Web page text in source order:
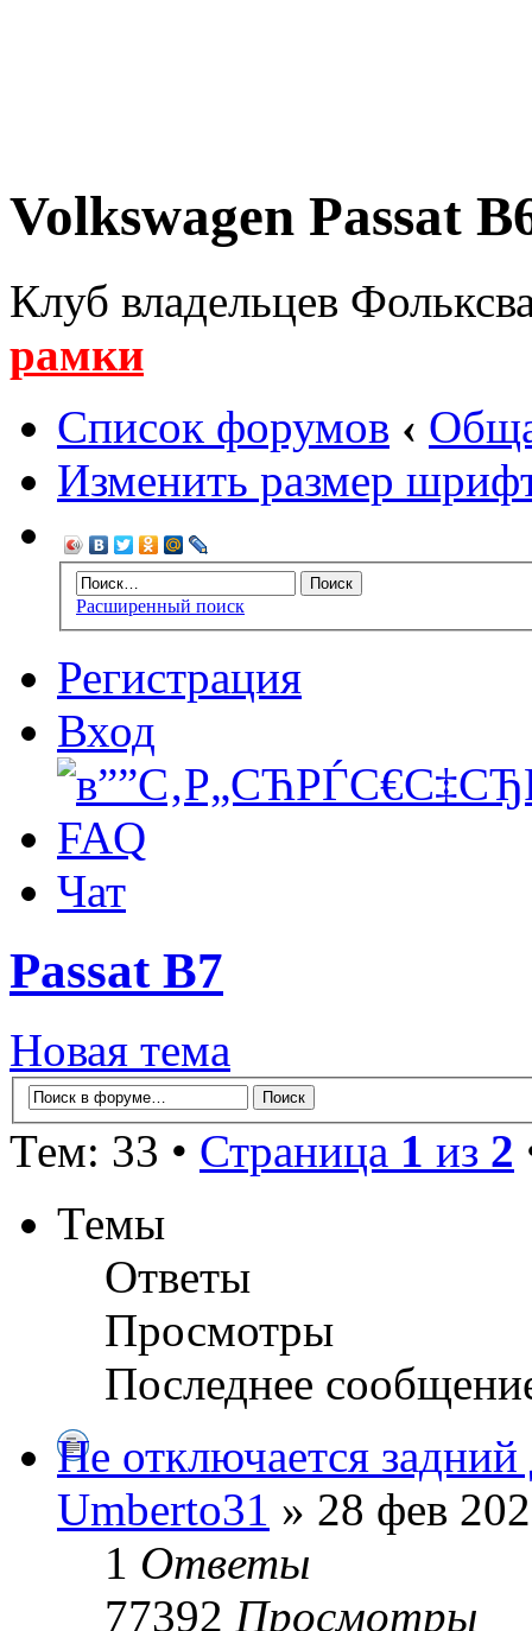
Volkswagen Passat
Клуб владельцев
рамки
Список форумов ‹
Изменить размер
Расширенный поиск
Регистрация
Вход
FAQ
Чат
Passat B7
Новая тема
Тем: 33 • Страница 1 из 2
Темы
Ответы
Просмотры
Последнее
Не отключается
Umberto31 » 28 фев
1 Ответы
77392 Просмотры